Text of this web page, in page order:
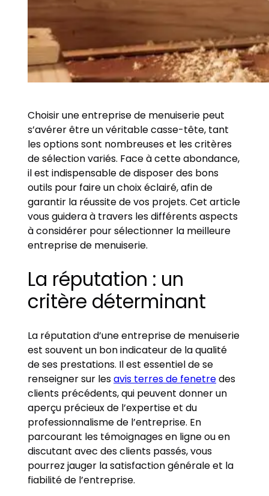
Choisir une entreprise de menuiserie peut
s’avérer être un véritable casse-tête, tant
les options sont nombreuses et les critères
de sélection variés. Face à cette abondance,
il est indispensable de disposer des bons
outils pour faire un choix éclairé, afin de
garantir la réussite de vos projets. Cet article
vous guidera à travers les différents aspects
à considérer pour sélectionner la meilleure
entreprise de menuiserie.
La réputation : un
critère déterminant
La réputation d’une entreprise de menuiserie
est souvent un bon indicateur de la qualité
de ses prestations. Il est essentiel de se
renseigner sur lesavis terres de fenetredes
clients précédents, qui peuvent donner un
aperçu précieux de l’expertise et du
professionnalisme de l’entreprise. En
parcourant les témoignages en ligne ou en
discutant avec des clients passés, vous
pourrez jauger la satisfaction générale et la
fiabilité de l’entreprise.